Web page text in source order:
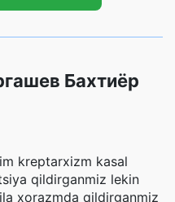
Бахтиёр
kreptarxizm kasal
qildirganmiz lekin
xorazmda qildirganmiz